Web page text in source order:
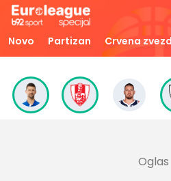
Novo Partizan Crvena